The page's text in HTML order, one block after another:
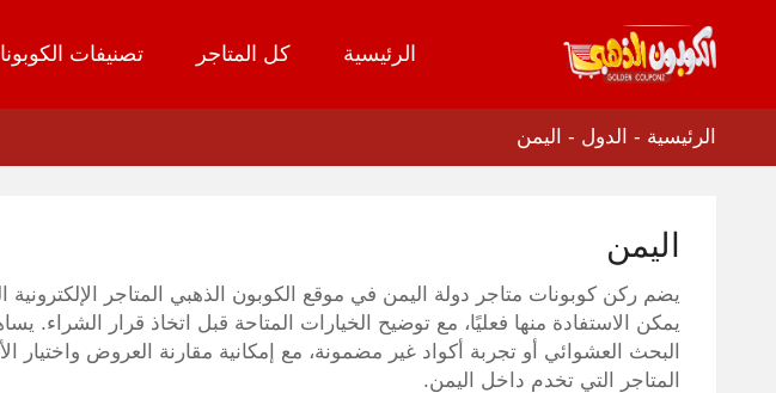
تخطي
المحتوى
الرئيسية كل المتاجر تصنيفات
الرئيسية - الدول - اليمن
اليمن
يضم ركن كوبونات متاجر دولة اليمن في موقع الكوبون الذهبي المتاجر
يمكن الاستفادة منها فعليًا، مع توضيح الخيارات المتاحة قبل اتخاذ قرار
البحث العشوائي أو تجربة أكواد غير مضمونة، مع إمكانية مقارنة العروض
المتاجر التي تخدم داخل اليمن.